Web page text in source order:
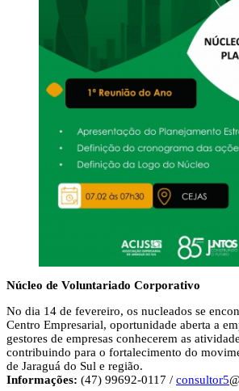
Núcleo de Voluntariado Corporativo
No dia 14 de fevereiro, os nucleados se
Centro Empresarial, oportunidade aberta a
gestores de empresas conhecerem as
contribuindo para o fortalecimento do
de Jaraguá do Sul e região.
Informações: (47) 99692-0117 / consultor5